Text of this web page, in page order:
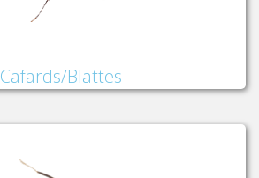
Cafards/Blattes